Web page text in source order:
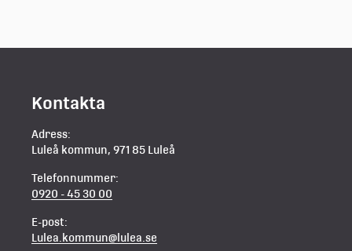
Kontakta
Adress:
Luleå kommun, 971 85 Luleå
Telefonnummer:
0920 - 45 30 00
E-post:
Lulea.kommun@lulea.se